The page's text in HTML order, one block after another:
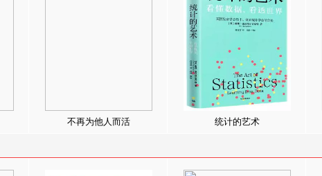
不再为他人而活 统计的艺术